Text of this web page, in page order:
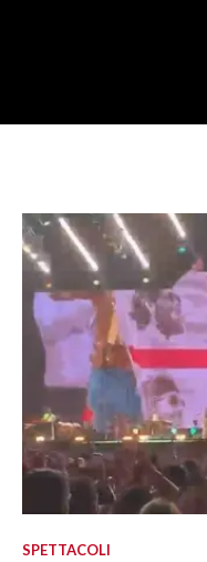
SPETTACOLI